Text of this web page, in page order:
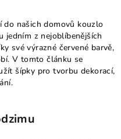
do našich domovů kouzlo
jedním z nejoblíbenějších
své výrazné červené barvě,
V tomto článku se
šípky pro tvorbu dekorací,